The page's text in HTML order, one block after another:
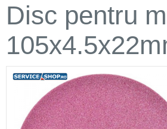
Disc pentru